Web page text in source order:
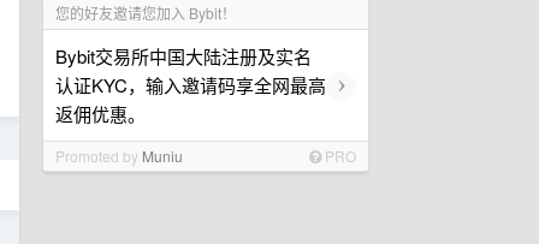
您的好友邀请您加入 Bybit！
Bybit交易所中国大陆注册及实名
认证KYC，输入邀请码享全网最高
返佣优惠。
›
Promoted by Muniu PRO